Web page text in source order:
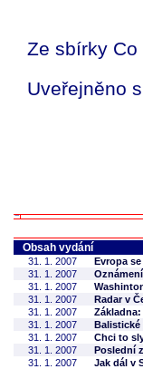
Ze sbírky
Uveřejněno
Obsah vydání
31. 1. 2007
Evropa
31. 1. 2007
31. 1. 2007
31. 1. 2007
Radar v
31. 1. 2007
31. 1. 2007
Balistické
31. 1. 2007
Chci to
31. 1. 2007
Poslední
31. 1. 2007
Jak dál v